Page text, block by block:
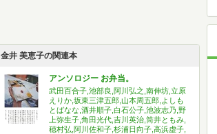
金井 美恵子の関連本
アンソロジー お弁当。
武田百合子,池部良,阿川弘之,南伸坊,立原
えりか,坂東三津五郎,山本周五郎,よしも
とばなな,酒井順子,白石公子,池波志乃,野
上弥生子,角田光代,吉川英治,筒井ともみ,
穂村弘,阿川佐和子,杉浦日向子,高浜虚子,